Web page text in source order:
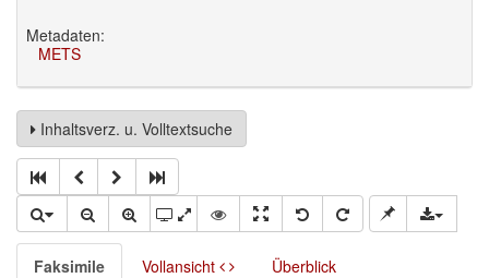
Metadaten:
METS
Inhaltsverz. u. Volltextsuche
Faksimile Vollansicht Überblick